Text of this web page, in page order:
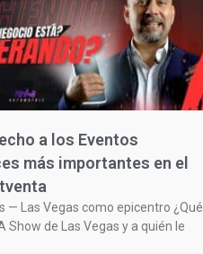
a los Eventos
más importantes en el
— Las Vegas como epicentro ¿Qué
Show de Las Vegas y a quién le